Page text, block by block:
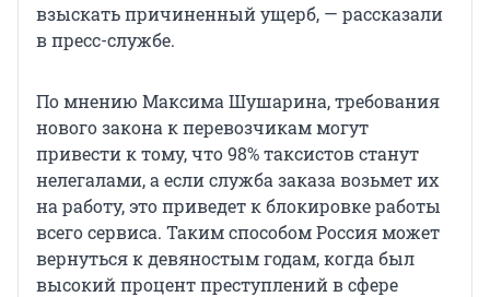
взыскать причиненный ущерб, — рассказали
в пресс-службе.
По мнению Максима Шушарина, требования
нового закона к перевозчикам могут
привести к тому, что 98% таксистов станут
нелегалами, а если служба заказа возьмет их
на работу, это приведет к блокировке работы
всего сервиса. Таким способом Россия может
вернуться к девяностым годам, когда был
высокий процент преступлений в сфере